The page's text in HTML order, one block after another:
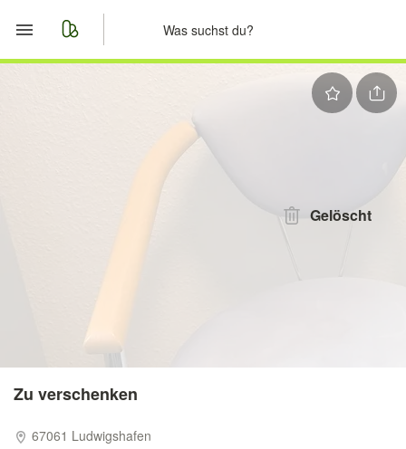
Gelöscht
Zu verschenken
67061 Ludwigshafen